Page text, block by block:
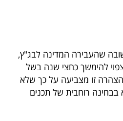
שהעבירה המדינה לבג"ץ,
להימשך כחצי שנה בשל
זו מצביעה על כך שלא
בבחינה רוחבית של תכנים